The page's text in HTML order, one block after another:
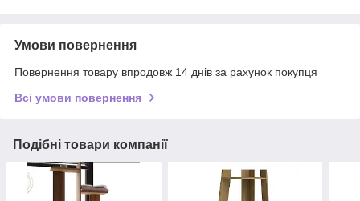
Умови повернення
Повернення товару впродовж 14 днів за рахунок покупця
Всі умови повернення
Подібні товари компанії